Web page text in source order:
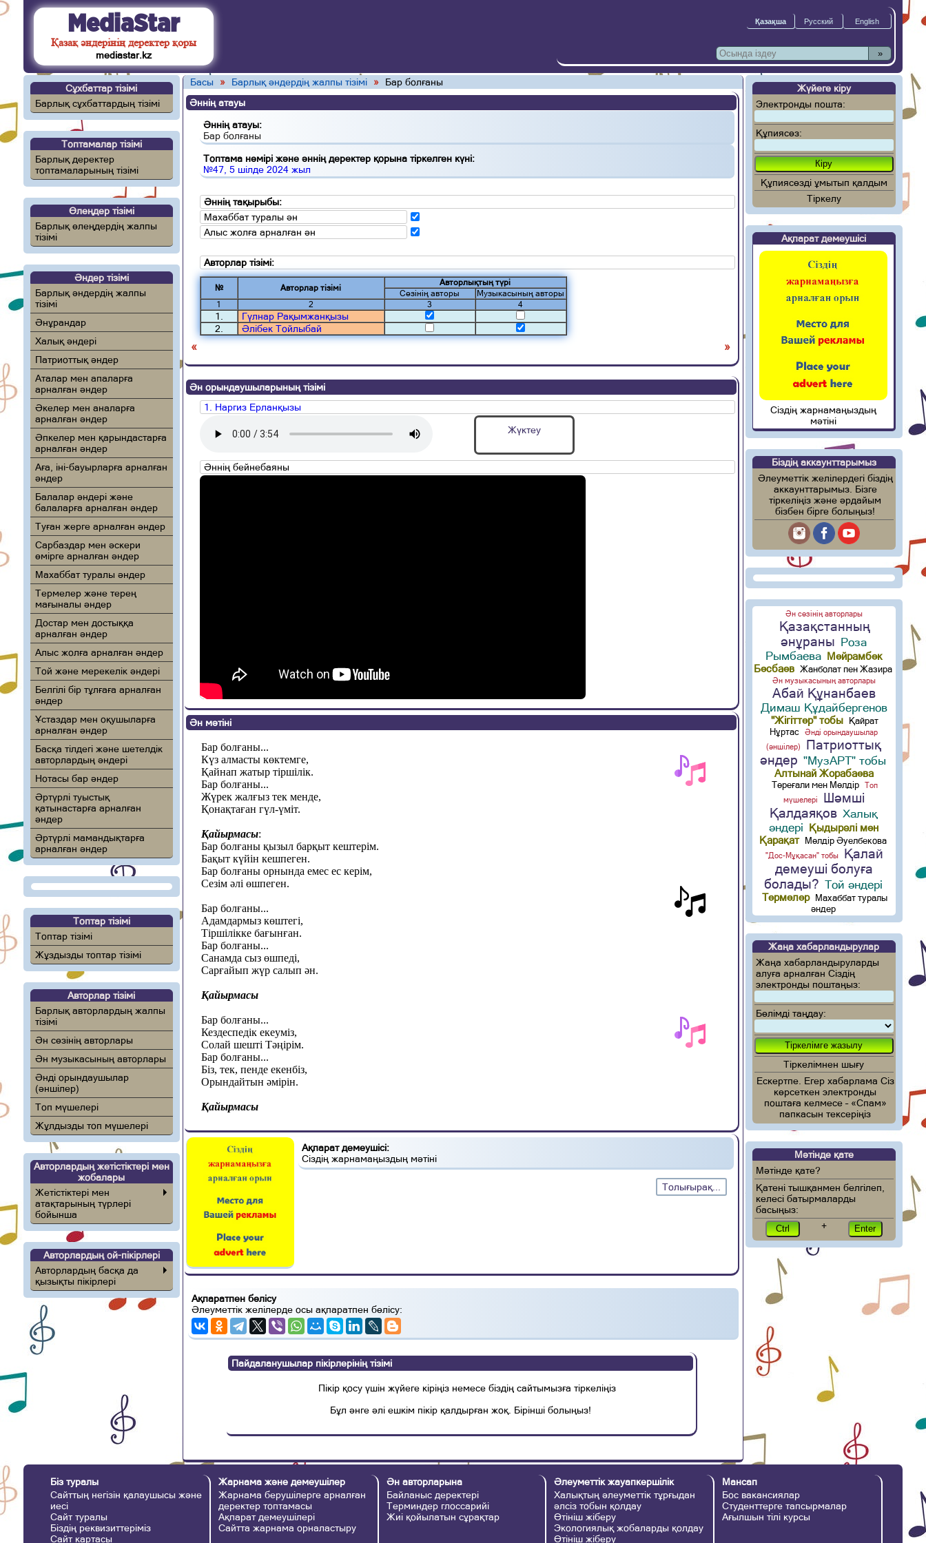
MediaStar
Қазақ әндерінің деректер қоры
mediastar.kz »
Сұхбаттар тізімі
Барлық сұхбаттардың тізімі
Топтамалар тізімі
Барлық деректер
топтамаларының тізімі
Өлеңдер тізімі
Барлық өлеңдердің жалпы
тізімі
Әндер тізімі
Барлық әндердің жалпы
тізімі
Әнұрандар
Халық әндері
Патриоттық әндер
Аталар мен апаларға
арналған әндер
Әкелер мен аналарға
арналған әндер
Әпкелер мен қарындастарға
арналған әндер
Аға, іні-бауырларға арналған
әндер
Балалар әндері және
балаларға арналған әндер
Туған жерге арналған әндер
Сарбаздар мен әскери
өмірге арналған әндер
Махаббат туралы әндер
Термелер және терең
мағыналы әндер
Достар мен достыққа
арналған әндер
Алыс жолға арналған әндер
Той және мерекелік әндері
Белгілі бір тұлғаға арналған
әндер
Ұстаздар мен оқушыларға
арналған әндер
Басқа тілдегі және шетелдік
авторлардың әндері
Нотасы бар әндер
Әртүрлі туыстық
қатынастарға арналған
әндер
Әртүрлі мамандықтарға
арналған әндер
Топтар тізімі
Топтар тізімі
Жұздызды топтар тізімі
Авторлар тізімі
Барлық авторлардың жалпы
тізімі
Ән сөзінің авторлары
Ән музыкасының авторлары
Әнді орындаушылар
(әншілер)
Топ мүшелері
Жұлдызды топ мүшелері
Авторлардың жетістіктері мен
жобалары
Жетістіктері мен
атақтарының түрлері
бойынша
Авторлардың ой-пікірлері
Авторлардың басқа да
қызықты пікірлері
Басы » Барлық әндердің жалпы тізімі »
Бар болғаны
Әннің атауы
Әннің атауы:
Бар болғаны
Топтама нөмірі және әннің деректер қорына тіркелген күні:
№47, 5 шілде 2024 жыл
Әннің тақырыбы:
Махаббат туралы ән
Алыс жолға арналған ән
Авторлар тізімі:
№ Авторлар тізімі
Авторлықтың түрі
Сөзінің авторы
Музыкасының авторы
1
2 3 4
1.
Гүлнар Рақымжанқызы
2.
Әлібек Тойлыбай
« »
Ән орындаушыларының тізімі
1. Наргиз Ерланқызы
Жүктеу
Әннің бейнебаяны
Ән мәтіні
Бар болғаны...
Күз алмасты көктемге,
Қайнап жатыр тіршілік.
Бар болғаны...
Жүрек жалғыз тек менде,
Қонақтаған гүл-үміт.
Қайырмасы:
Бар болғаны қызыл барқыт кештерім.
Бақыт күйін кешпеген.
Бар болғаны орнында емес ес керім,
Сезім әлі өшпеген.
Бар болғаны...
Адамдармыз көштегі,
Тіршілікке бағынған.
Бар болғаны...
Санамда сыз өшпеді,
Сарғайып жүр салып ән.
Қайырмасы
Бар болғаны...
Кездеспедік екеуміз,
Солай шешті Тәңірім.
Бар болғаны...
Біз, тек, пенде екенбіз,
Орындайтын әмірін.
Қайырмасы
Ақпарат демеушісі:
Сіздің жарнамаңыздың мәтіні
Толығырақ...
Ақпаратпен бөлісу
Әлеуметтік желілерде осы ақпаратпен бөлісу:
Пайдаланушылар пікірлерінің тізімі
Пікір қосу үшін жүйеге кіріңіз немесе біздің сайтымызға тіркеліңіз
Бұл әнге әлі ешкім пікір қалдырған жоқ. Бірінші болыңыз!
Жүйеге кіру
Электронды пошта:
Құпиясөз:
Құпиясөзді ұмытып қалдым
Тіркелу
Ақпарат демеушісі
Сіздің жарнамаңыздың
мәтіні
Біздің аккаунттарымыз
Әлеуметтік желілердегі біздің
аккаунттарымыз. Бізге
тіркеліңіз және әрдайым
бізбен бірге болыңыз!
Ән сөзінің авторлары
Қазақстанның
әнұраны Роза
Рымбаева Мейрамбек
Бесбаев Жанболат пен Жазира
Ән музыкасының авторлары
Абай Құнанбаев
Димаш Құдайбергенов
"Жігіттер" тобы
Қайрат
Нұртас
Әнді орындаушылар
(әншілер)
Патриоттық
әндер "МузАРТ" тобы
Алтынай Жорабаева
Төреғали мен Мөлдір
Топ
мүшелері
Шәмші
Қалдаяқов Халық
әндері Қыдырәлі мен
Қарақат
Мөлдір Әуелбекова
"Дос-Мұқасан" тобы
Қалай
демеуші болуға
болады? Той әндері
Термелер
Махаббат туралы
әндер
Жаңа хабарландырулар
Жаңа хабарландыруларды
алуға арналған Сіздің
электронды поштаңыз:
Бөлімді таңдау:
Тіркелімнен шығу
Ескертпе. Егер хабарлама Сіз
көрсеткен электронды
поштаға келмесе – «Спам»
папкасын тексеріңіз
Мәтінде қате
Мәтінде қате?
Қатені тышқанмен белгілеп,
келесі батырмаларды
басыңыз:
+
Біз туралы
Сайттың негізін қалаушысы және
иесі
Сайт туралы
Біздің реквизиттеріміз
Сайт картасы
Жарнама және демеушілер
Жарнама берушілерге арналған
деректер топтамасы
Ақпарат демеушілері
Сайтта жарнама орналастыру
Ән авторларына
Байланыс деректері
Терминдер глоссарийі
Жиі қойылатын сұрақтар
Әлеуметтік жауапкершілік
Халықтың әлеуметтік тұрғыдан
әлсіз тобын қолдау
Өтініш жіберу
Экологиялық жобаларды қолдау
Өтініш жіберу
Мансап
Бос вакансиялар
Студенттерге тапсырмалар
Ағылшын тілі курсы